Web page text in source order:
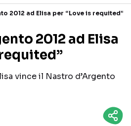
TESTI CANZONI
TOUR ED EVENTI
TALENT SHOW
2012 ad Elisa per “Love is requited”
2012 ad Elisa
vince il Nastro d’Argento